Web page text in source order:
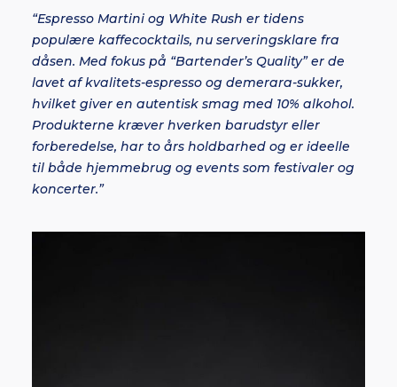
“Espresso Martini og White Rush er tidens
populære kaffecocktails, nu serveringsklare fra
dåsen. Med fokus på “Bartender’s Quality” er de
lavet af kvalitets-espresso og demerara-sukker,
hvilket giver en autentisk smag med 10% alkohol.
Produkterne kræver hverken barudstyr eller
forberedelse, har to års holdbarhed og er ideelle
til både hjemmebrug og events som festivaler og
koncerter.”